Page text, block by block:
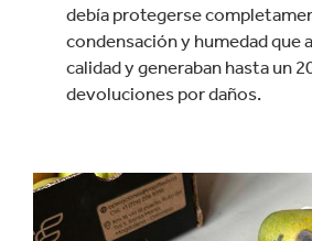
debía protegerse
condensación y humedad que
calidad y generaban hasta un
devoluciones por daños.